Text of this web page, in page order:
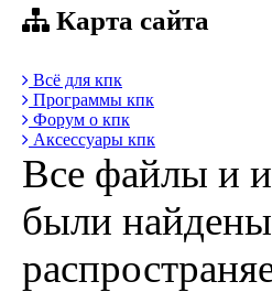
Карта сайта
Всё для кпк
Программы кпк
Форум о кпк
Аксессуары кпк
Все файлы и
были найдены